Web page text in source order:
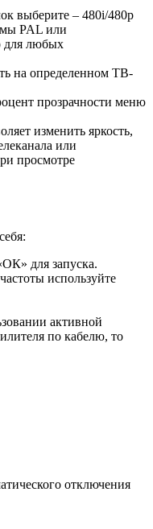
выберите – 480i/480р
PAL или
для любых
на определенном ТВ-
прозрачности меню
изменить яркость,
или
просмотре
для запуска.
используйте
активной
по кабелю, то
отключения